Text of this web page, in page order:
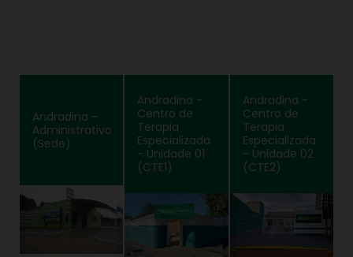
Andradina -
Administrativo
(Sede)
Andradina -
Centro de
Terapia
Especializada
- Unidade 01
(CTE1)
Andradina -
Centro de
Terapia
Especializada
- Unidade 02
(CTE2)